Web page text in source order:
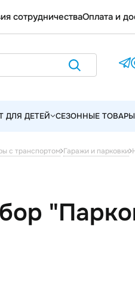
сотрудничестваОплата и
ДЛЯ ДЕТЕЙ СЕЗОННЫЕ ТОВАРЫ
с транспортом Гаражи и парковки